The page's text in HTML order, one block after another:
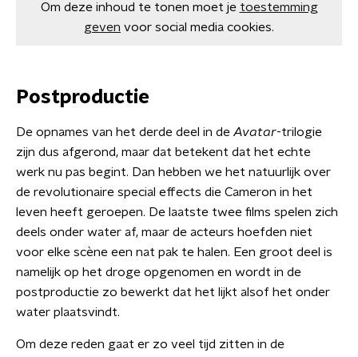
Om deze inhoud te tonen moet je toestemming
geven voor social media cookies.
Postproductie
De opnames van het derde deel in de Avatar-trilogie
zijn dus afgerond, maar dat betekent dat het echte
werk nu pas begint. Dan hebben we het natuurlijk over
de revolutionaire special effects die Cameron in het
leven heeft geroepen. De laatste twee films spelen zich
deels onder water af, maar de acteurs hoefden niet
voor elke scène een nat pak te halen. Een groot deel is
namelijk op het droge opgenomen en wordt in de
postproductie zo bewerkt dat het lijkt alsof het onder
water plaatsvindt.
Om deze reden gaat er zo veel tijd zitten in de